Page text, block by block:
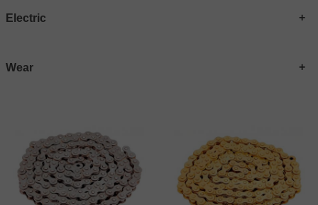
Electric
Wear